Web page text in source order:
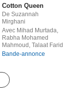
Cotton Queen
De Suzannah
Mirghani
Avec Mihad Murtada,
Rabha Mohamed
Mahmoud, Talaat Farid
Bande-annonce